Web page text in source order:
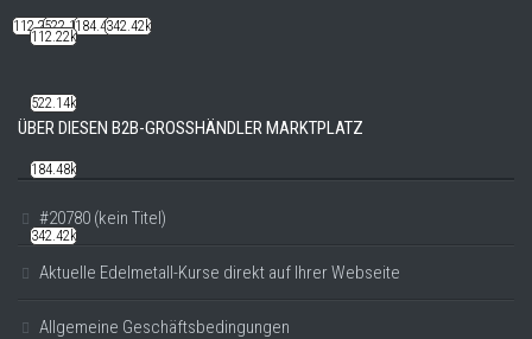
112.22k522.14k184.48k342.42k
ÜBER DIESEN B2B-GROSSHÄNDLER MARKTPLATZ
#20780 (kein Titel)
Aktuelle Edelmetall-Kurse direkt auf Ihrer Webseite
Allgemeine Geschäftsbedingungen
112.22k
522.14k
184.48k
342.42k